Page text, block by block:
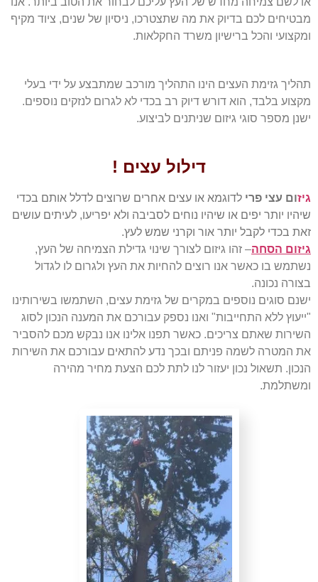
מבטיחים לכם בדיוק את מה שתצטרכו, ניסיון של שנים, ציוד מקיף
ומקצועי והכל ברישיון משרד החקלאות.
תהליך גזימת העצים הינו התהליך מורכב שמתבצע על ידי בעלי
מקצוע בלבד, הוא דורש דיוק רב בכדי לא לגרום לנזקים נוספים.
ישנן מספר סוגי גיזום שניתנים לביצוע.
דילול עצים !
גיזום עצי פרי לדוגמא או עצים אחרים שרוצים לדלל אותם בכדי
שיהיו יותר יפים או שיהיו נוחים לסביבה ולא יפריעו, לעיתים עושים
זאת בכדי לקבל יותר אור וקרני שמש לעץ.
גיזום הסחה– זהו גיזום לצורך שינוי גדילת הצמיחה של העץ,
נשתמש בו כאשר אנו רוצים להחיות את העץ ולגרום לו לגדול
בצורה נכונה.
ישנם סוגים נוספים במקרים של גזימת עצים, השתמשו בשירותינו
"ייעוץ ללא התחייבות" ואנו נספק עבורכם את המענה הנכון לסוג
השירות שאתם צריכים. כאשר תפנו אלינו אנו נבקש מכם להסביר
את המטרה לשמה פניתם ובכך נדע להתאים עבורכם את השירות
הנכון. תשאול נכון יעזור לנו לתת לכם הצעת מחיר מהירה
ומשתלמת.